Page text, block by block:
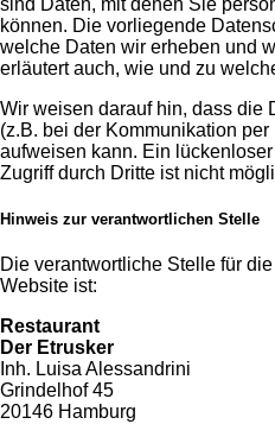
können. Die vorliegende
welche Daten wir erheben und
erläutert auch, wie und zu
Wir weisen darauf hin, dass die
(z.B. bei der Kommunikation
aufweisen kann. Ein
Zugriff durch Dritte ist nicht
Hinweis zur verantwortlichen Stelle
Die verantwortliche Stelle für
Website ist:
Restaurant
Der Etrusker
Inh. Luisa Alessandrini
Grindelhof 45
20146 Hamburg